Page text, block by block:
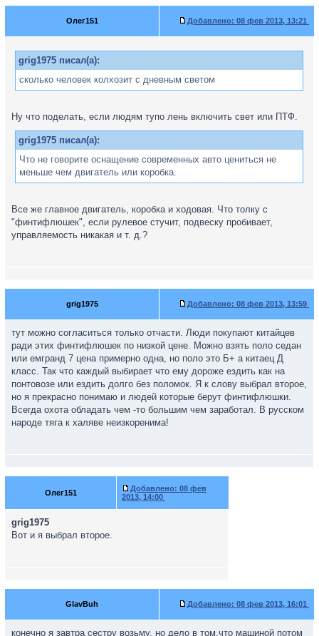
Олег151 Добавлено: 08 фев 2013, 13:21
grig1975 писал(а):
сколько человек колхозит с дневным светом
Ну что поделать, если людям тупо лень включить свет или ПТФ.
grig1975 писал(а):
Что не говорите оснащение современных авто цениться не
меньше чем двигатель или коробка.
Все же главное двигатель, коробка и ходовая. Что толку с
"финтифлюшек", если рулевое стучит, подвеску пробивает,
управляемость никакая и т. д.?
grig1975 Добавлено: 08 фев 2013, 13:59
тут можно согласиться только отчасти. Люди покупают китайцев
ради этих финтифлюшек по низкой цене. Можно взять поло седан
или емгранд 7 цена примерно одна, но поло это Б+ а китаец Д
класс. Так что каждый выбирает что ему дороже ездить как на
понтовозе или ездить долго без поломок. Я к слову выбрал второе,
но я прекрасно понимаю и людей которые берут финтифлюшки.
Всегда охота обладать чем -то большим чем заработал. В русском
народе тяга к халяве неизкоренима!
Олег151 Добавлено: 08 фев
2013, 14:00
grig1975
Вот и я выбрал второе.
GlavBuh Добавлено: 08 фев 2013, 16:01
конечно я завтра сестру возьму, но дело в том,что машиной потом